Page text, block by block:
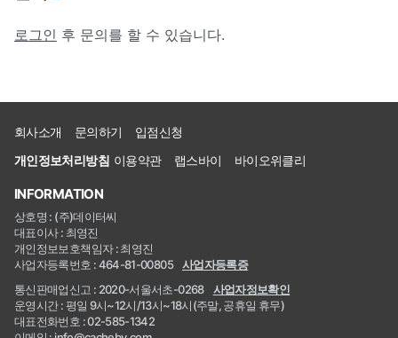
로그인 후 문의를 할 수 있습니다.
회사소개 문의하기
입점신청
개인정보처리방침 이용약관 랩스바이 바이오위클리
INFORMATION
상호명 : (주)데이터씨
대표이사 : 최영진
개인정보보호책임자 : 최영진
사업자등록번호 : 464-81-00805
사업자등록증
통신판매업신고 : 2020-서울서초-0268
사업자정보확인
운영시간 : 평일 9시~12시/13시~18시(주말, 공휴일 휴무)
대표전화번호 : 02-585-1342